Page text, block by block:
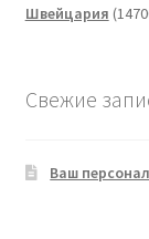
Швейцария
Свежие
Ваш